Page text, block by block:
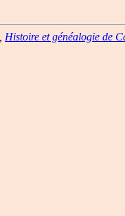
Histoire et généalogie de